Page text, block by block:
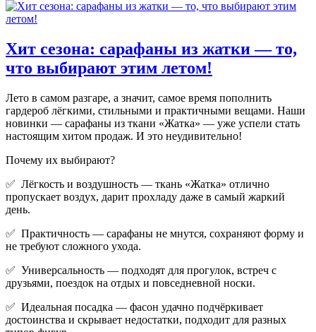
Хит сезона: сарафаны из жатки — то,
что выбирают этим летом!
Лето в самом разгаре, а значит, самое время пополнить
гардероб лёгкими, стильными и практичными вещами. Наши
новинки — сарафаны из ткани «Жатка» — уже успели стать
настоящим хитом продаж. И это неудивительно!
Почему их выбирают?
✅ Лёгкость и воздушность — ткань «Жатка» отлично
пропускает воздух, дарит прохладу даже в самый жаркий
день.
✅ Практичность — сарафаны не мнутся, сохраняют форму и
не требуют сложного ухода.
✅ Универсальность — подходят для прогулок, встреч с
друзьями, поездок на отдых и повседневной носки.
✅ Идеальная посадка — фасон удачно подчёркивает
достоинства и скрывает недостатки, подходит для разных